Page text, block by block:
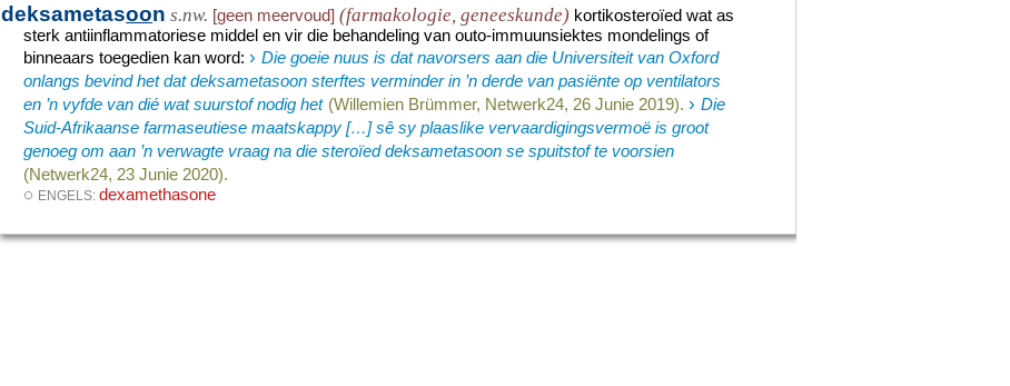
deksametasoon s.nw. [geen meervoud] (farmakologie, geneeskunde) kortikosteroïed wat as
sterk antiinflammatoriese middel en vir die behandeling van outo-immuunsiektes mondelings of
binneaars toegedien kan word:› Die goeie nuus is dat navorsers aan die Universiteit van Oxford
onlangs bevind het dat deksametasoon sterftes verminder in ’n derde van pasiënte op ventilators
en ’n vyfde van dié wat suurstof nodig het (Willemien Brümmer, Netwerk24, 26 Junie 2019). › Die
Suid-Afrikaanse farmaseutiese maatskappy […] sê sy plaaslike vervaardigingsvermoë is groot
genoeg om aan ’n verwagte vraag na die steroïed deksametasoon se spuitstof te voorsien
(Netwerk24, 23 Junie 2020).
◌ ENGELS:dexamethasone